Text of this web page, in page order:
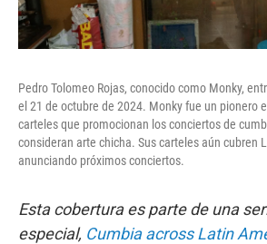
Pedro Tolomeo Rojas, conocido como Monky,
el 21 de octubre de 2024. Monky fue un pionero
carteles que promocionan los conciertos de
consideran arte chicha. Sus carteles aún cubren
anunciando próximos conciertos.
Esta cobertura es parte de una
especial, Cumbia across Latin